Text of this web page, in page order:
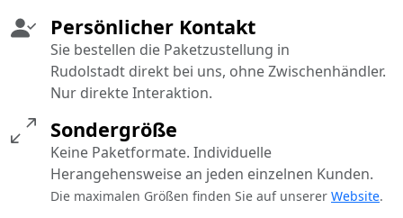
Persönlicher Kontakt
Sie bestellen die Paketzustellung in
Rudolstadt direkt bei uns, ohne Zwischenhändler.
Nur direkte Interaktion.
Sondergröße
Keine Paketformate. Individuelle
Herangehensweise an jeden einzelnen Kunden.
Die maximalen Größen finden Sie auf unserer Website.